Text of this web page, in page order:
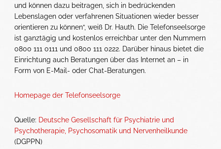
und können dazu beitragen, sich in bedrückenden
Lebenslagen oder verfahrenen Situationen wieder besser
orientieren zu können“, weiß Dr. Hauth. Die Telefonseelsorge
ist ganztägig und kostenlos erreichbar unter den Nummern
0800 111 0111 und 0800 111 0222. Darüber hinaus bietet die
Einrichtung auch Beratungen über das Internet an – in
Form von E-Mail- oder Chat-Beratungen.
Homepage der Telefonseelsorge
Quelle: Deutsche Gesellschaft für Psychiatrie und
Psychotherapie, Psychosomatik und Nervenheilkunde
(DGPPN)